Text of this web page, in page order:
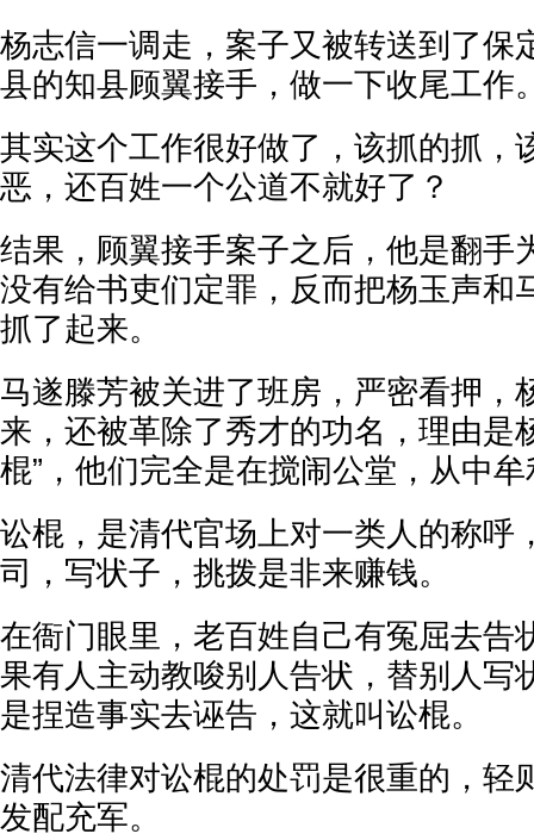
杨志信一调走，案子又被转送到了保
县的知县顾翼接手，做一下收尾工作
其实这个工作很好做了，该抓的抓，
恶，还百姓一个公道不就好了？
结果，顾翼接手案子之后，他是翻手
没有给书吏们定罪，反而把杨玉声和
抓了起来。
马遂滕芳被关进了班房，严密看押，
来，还被革除了秀才的功名，理由是
棍”，他们完全是在搅闹公堂，从中牟
讼棍，是清代官场上对一类人的称呼
司，写状子，挑拨是非来赚钱。
在衙门眼里，老百姓自己有冤屈去告
果有人主动教唆别人告状，替别人写
是捏造事实去诬告，这就叫讼棍。
清代法律对讼棍的处罚是很重的，轻
发配充军。